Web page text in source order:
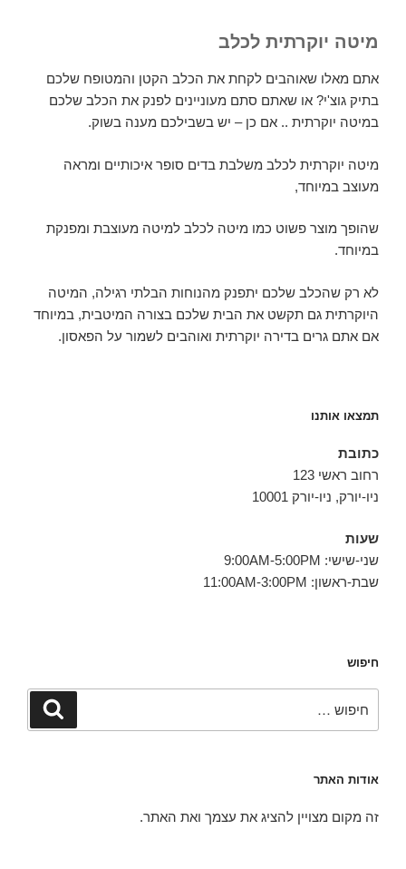
מיטה יוקרתית לכלב
אתם מאלו שאוהבים לקחת את הכלב הקטן והמטופח שלכם
בתיק גוצ'י? או שאתם סתם מעוניינים לפנק את הכלב שלכם
במיטה יוקרתית .. אם כן – יש בשבילכם מענה בשוק.
מיטה יוקרתית לכלב משלבת בדים סופר איכותיים ומראה
מעוצב במיוחד,
שהופך מוצר פשוט כמו מיטה לכלב למיטה מעוצבת ומפנקת
במיוחד.
לא רק שהכלב שלכם יתפנק מהנוחות הבלתי רגילה, המיטה
היוקרתית גם תקשט את הבית שלכם בצורה המיטבית, במיוחד
אם אתם גרים בדירה יוקרתית ואוהבים לשמור על הפאסון.
תמצאו אותנו
כתובת
רחוב ראשי 123
ניו-יורק, ניו-יורק 10001
שעות
שני-שישי: 9:00AM-5:00PM
שבת-ראשון: 11:00AM-3:00PM
חיפוש
אודות האתר
זה מקום מצויין להציג את עצמך ואת האתר.